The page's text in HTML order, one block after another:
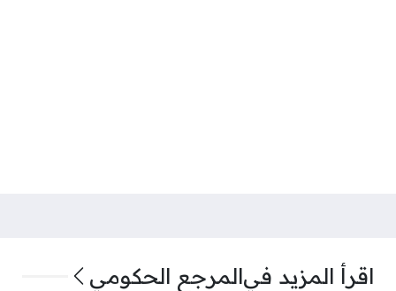
اقرأ المزيد فيالمرجع الحكومي